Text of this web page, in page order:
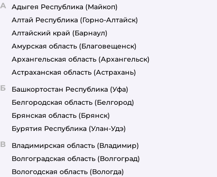
А Адыгея Республика (Майкоп)
Алтай Республика (Горно-Алтайск)
Алтайский край (Барнаул)
Амурская область (Благовещенск)
Архангельская область (Архангельск)
Астраханская область (Астрахань)
Б Башкортостан Республика (Уфа)
Белгородская область (Белгород)
Брянская область (Брянск)
Бурятия Республика (Улан-Удэ)
В Владимирская область (Владимир)
Волгоградская область (Волгоград)
Вологодская область (Вологда)